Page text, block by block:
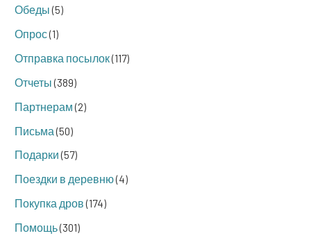
Обеды(5)
Опрос(1)
Отправка посылок(117)
Отчеты(389)
Партнерам(2)
Письма(50)
Подарки(57)
Поездки в деревню(4)
Покупка дров(174)
Помощь(301)